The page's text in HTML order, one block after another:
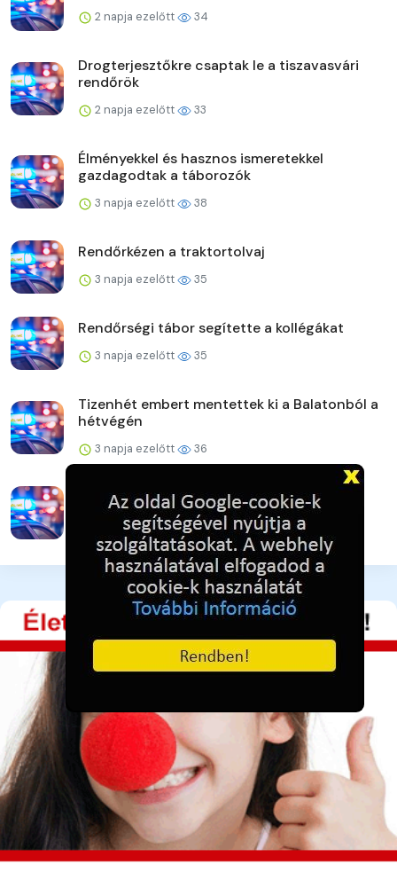
2 napja ezelőtt 34
Drogterjesztőkre csaptak le a tiszavasvári
rendőrök
2 napja ezelőtt 33
Élményekkel és hasznos ismeretekkel
gazdagodtak a táborozók
3 napja ezelőtt 38
Rendőrkézen a traktortolvaj
3 napja ezelőtt 35
Rendőrségi tábor segítette a kollégákat
3 napja ezelőtt 35
Tizenhét embert mentettek ki a Balatonból a
hétvégén
3 napja ezelőtt 36
Ötezer forintért raboltak
3 napja ezelőtt 37